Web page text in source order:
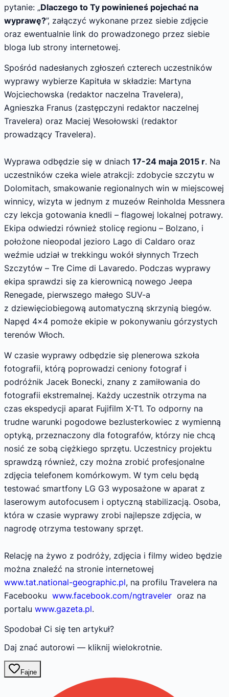
pytanie: „Dlaczego to Ty powinieneś pojechać na
wyprawę?”, załączyć wykonane przez siebie zdjęcie
oraz ewentualnie link do prowadzonego przez siebie
bloga lub strony internetowej.
Spośród nadesłanych zgłoszeń czterech uczestników
wyprawy wybierze Kapituła w składzie: Martyna
Wojciechowska (redaktor naczelna Travelera),
Agnieszka Franus (zastępczyni redaktor naczelnej
Travelera) oraz Maciej Wesołowski (redaktor
prowadzący Travelera).
Wyprawa odbędzie się w dniach 17-24 maja 2015 r. Na
uczestników czeka wiele atrakcji: zdobycie szczytu w
Dolomitach, smakowanie regionalnych win w miejscowej
winnicy, wizyta w jednym z muzeów Reinholda Messnera
czy lekcja gotowania knedli – flagowej lokalnej potrawy.
Ekipa odwiedzi również stolicę regionu – Bolzano, i
położone nieopodal jezioro Lago di Caldaro oraz
weźmie udział w trekkingu wokół słynnych Trzech
Szczytów – Tre Cime di Lavaredo. Podczas wyprawy
ekipa sprawdzi się za kierownicą nowego Jeepa
Renegade, pierwszego małego SUV-a
z dziewięciobiegową automatyczną skrzynią biegów.
Napęd 4×4 pomoże ekipie w pokonywaniu górzystych
terenów Włoch.
W czasie wyprawy odbędzie się plenerowa szkoła
fotografii, którą poprowadzi ceniony fotograf i
podróżnik Jacek Bonecki, znany z zamiłowania do
fotografii ekstremalnej. Każdy uczestnik otrzyma na
czas ekspedycji aparat Fujifilm X-T1. To odporny na
trudne warunki pogodowe bezlusterkowiec z wymienną
optyką, przeznaczony dla fotografów, którzy nie chcą
nosić ze sobą ciężkiego sprzętu. Uczestnicy projektu
sprawdzą również, czy można zrobić profesjonalne
zdjęcia telefonem komórkowym. W tym celu będą
testować smartfony LG G3 wyposażone w aparat z
laserowym autofocusem i optyczną stabilizacją. Osoba,
która w czasie wyprawy zrobi najlepsze zdjęcia, w
nagrodę otrzyma testowany sprzęt.
Relację na żywo z podróży, zdjęcia i filmy wideo będzie
można znaleźć na stronie internetowej
www.tat.national-geographic.pl, na profilu Travelera na
Facebooku www.facebook.com/ngtraveler oraz na
portalu www.gazeta.pl.
Spodobał Ci się ten artykuł?
Daj znać autorowi — kliknij wielokrotnie.
Fajne